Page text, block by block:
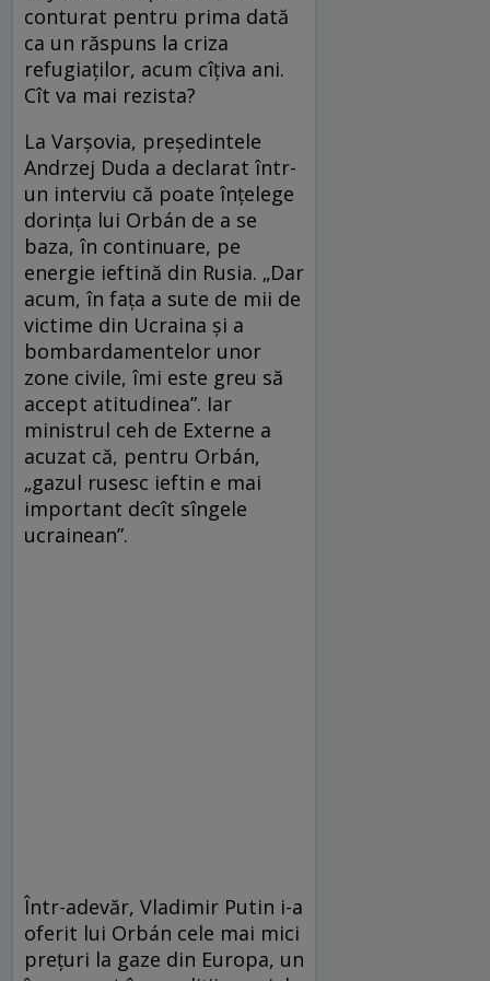
conturat pentru prima dată
ca un răspuns la criza
refugiaților, acum cîțiva ani.
Cît va mai rezista?
La Varșovia, președintele
Andrzej Duda a declarat într-
un interviu că poate înțelege
dorința lui Orbán de a se
baza, în continuare, pe
energie ieftină din Rusia. „Dar
acum, în fața a sute de mii de
victime din Ucraina și a
bombardamentelor unor
zone civile, îmi este greu să
accept atitudinea”. Iar
ministrul ceh de Externe a
acuzat că, pentru Orbán,
„gazul rusesc ieftin e mai
important decît sîngele
ucrainean”.
Într-adevăr, Vladimir Putin i-a
oferit lui Orbán cele mai mici
prețuri la gaze din Europa, un